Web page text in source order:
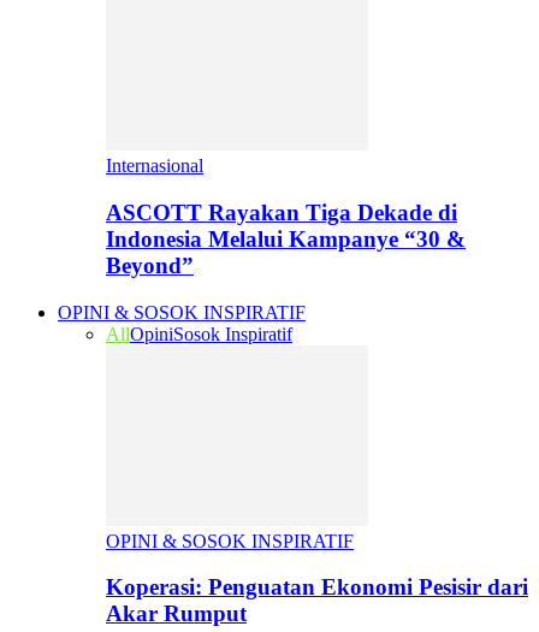
Internasional
ASCOTT Rayakan Tiga Dekade di
Indonesia Melalui Kampanye “30 &
Beyond”
OPINI & SOSOK INSPIRATIF
AllOpiniSosok Inspiratif
OPINI & SOSOK INSPIRATIF
Koperasi: Penguatan Ekonomi Pesisir dari
Akar Rumput